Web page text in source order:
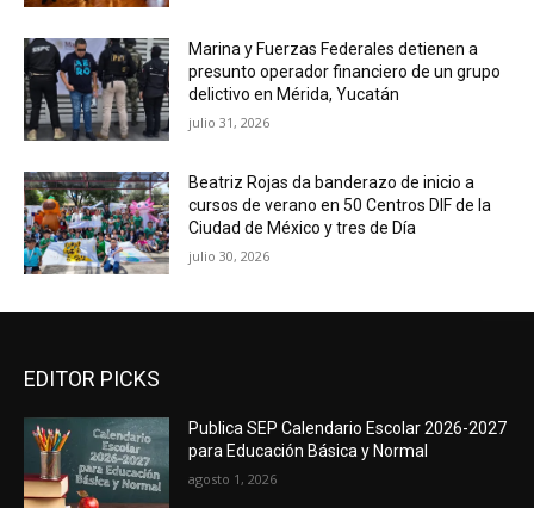
Marina y Fuerzas Federales detienen a
presunto operador financiero de un grupo
delictivo en Mérida, Yucatán
julio 31, 2026
Beatriz Rojas da banderazo de inicio a
cursos de verano en 50 Centros DIF de la
Ciudad de México y tres de Día
julio 30, 2026
EDITOR PICKS
Publica SEP Calendario Escolar 2026-2027
para Educación Básica y Normal
agosto 1, 2026